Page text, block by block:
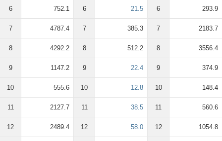
6 752.1
7 4787.4
8 4292.2
9 1147.2
10 555.6
11 2127.7
12 2489.4
6 21.5
7 385.3
8 512.2
9 22.4
10 12.8
11 38.5
12 58.0
6 293.9
7 2183.7
8 3556.4
9 374.9
10 148.4
11 560.6
12 1054.8